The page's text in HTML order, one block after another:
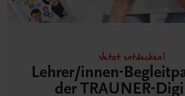
Jetzt entdecken!
Lehrer/innen-
der TRAUNER-